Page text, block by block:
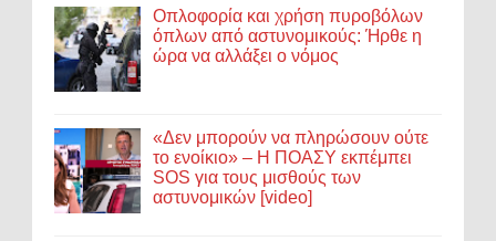
Οπλοφορία και χρήση πυροβόλων
όπλων από αστυνομικούς: Ήρθε η
ώρα να αλλάξει ο νόμος
«Δεν μπορούν να πληρώσουν ούτε
το ενοίκιο» – Η ΠΟΑΣΥ εκπέμπει
SOS για τους μισθούς των
αστυνομικών [video]